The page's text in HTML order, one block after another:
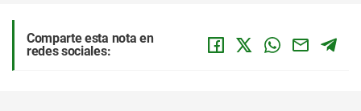
Comparte esta nota en
redes sociales: